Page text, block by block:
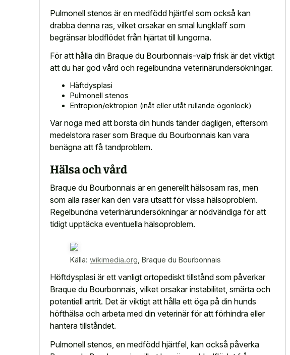
Pulmonell stenos är en medfödd hjärtfel som också kan
drabba denna ras, vilket orsakar en smal lungklaff som
begränsar blodflödet från hjärtat till lungorna.
För att hålla din Braque du Bourbonnais-valp frisk är det viktigt
att du har god vård och regelbundna veterinärundersökningar.
Häftdysplasi
Pulmonell stenos
Entropion/ektropion (inåt eller utåt rullande ögonlock)
Var noga med att borsta din hunds tänder dagligen, eftersom
medelstora raser som Braque du Bourbonnais kan vara
benägna att få tandproblem.
Hälsa och vård
Braque du Bourbonnais är en generellt hälsosam ras, men
som alla raser kan den vara utsatt för vissa hälsoproblem.
Regelbundna veterinärundersökningar är nödvändiga för att
tidigt upptäcka eventuella hälsoproblem.
Källa: wikimedia.org Braque du Bourbonnais
Höftdysplasi är ett vanligt ortopediskt tillstånd som påverkar
Braque du Bourbonnais, vilket orsakar instabilitet, smärta och
potentiell artrit. Det är viktigt att hålla ett öga på din hunds
höfthälsa och arbeta med din veterinär för att förhindra eller
hantera tillståndet.
Pulmonell stenos, en medfödd hjärtfel, kan också påverka